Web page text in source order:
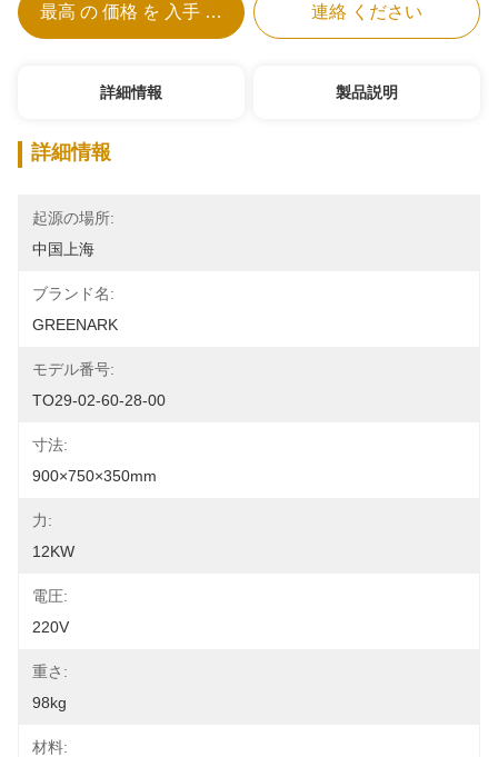
最高 の 価格 を 入手 する 連絡 ください
詳細情報 製品説明
詳細情報
起源の場所:
中国上海
ブランド名:
GREENARK
モデル番号:
TO29-02-60-28-00
寸法:
900×750×350mm
力:
12KW
電圧:
220V
重さ:
98kg
材料: